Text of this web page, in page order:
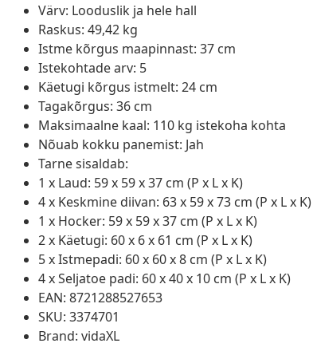
Värv: Looduslik ja hele hall
Raskus: 49,42 kg
Istme kõrgus maapinnast: 37 cm
Istekohtade arv: 5
Käetugi kõrgus istmelt: 24 cm
Tagakõrgus: 36 cm
Maksimaalne kaal: 110 kg istekoha kohta
Nõuab kokku panemist: Jah
Tarne sisaldab:
1 x Laud: 59 x 59 x 37 cm (P x L x K)
4 x Keskmine diivan: 63 x 59 x 73 cm (P x L x K)
1 x Hocker: 59 x 59 x 37 cm (P x L x K)
2 x Käetugi: 60 x 6 x 61 cm (P x L x K)
5 x Istmepadi: 60 x 60 x 8 cm (P x L x K)
4 x Seljatoe padi: 60 x 40 x 10 cm (P x L x K)
EAN: 8721288527653
SKU: 3374701
Brand: vidaXL